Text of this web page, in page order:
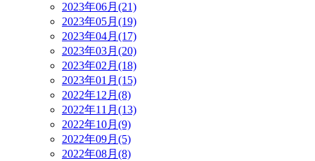
2023年06月(21)
2023年05月(19)
2023年04月(17)
2023年03月(20)
2023年02月(18)
2023年01月(15)
2022年12月(8)
2022年11月(13)
2022年10月(9)
2022年09月(5)
2022年08月(8)